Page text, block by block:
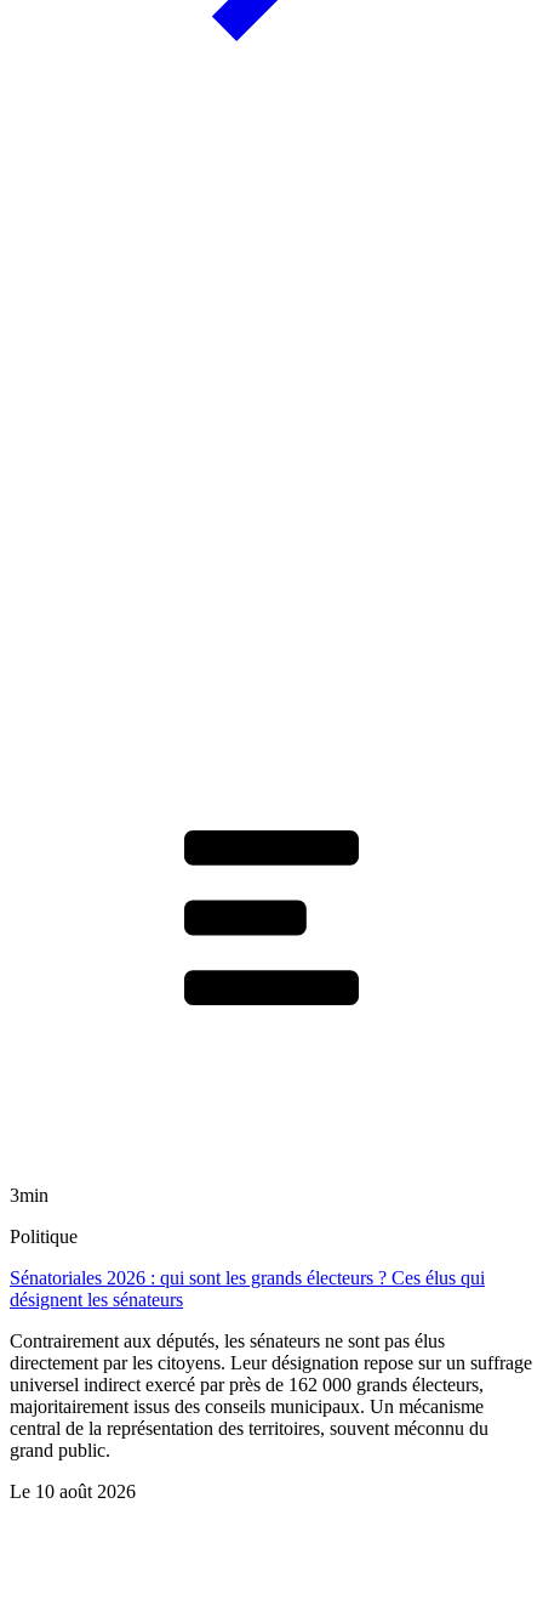
3min
Politique
Sénatoriales 2026 : qui sont les grands électeurs ? Ces élus qui
désignent les sénateurs
Contrairement aux députés, les sénateurs ne sont pas élus
directement par les citoyens. Leur désignation repose sur un suffrage
universel indirect exercé par près de 162 000 grands électeurs,
majoritairement issus des conseils municipaux. Un mécanisme
central de la représentation des territoires, souvent méconnu du
grand public.
Le 10 août 2026